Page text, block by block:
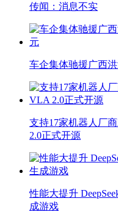
传闻：消息不实
车企集体驰援广西
支持17家机器人厂
2.0正式开源
性能大提升
成游戏